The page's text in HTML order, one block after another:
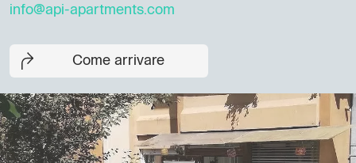
info@api-apartments.com
Come arrivare